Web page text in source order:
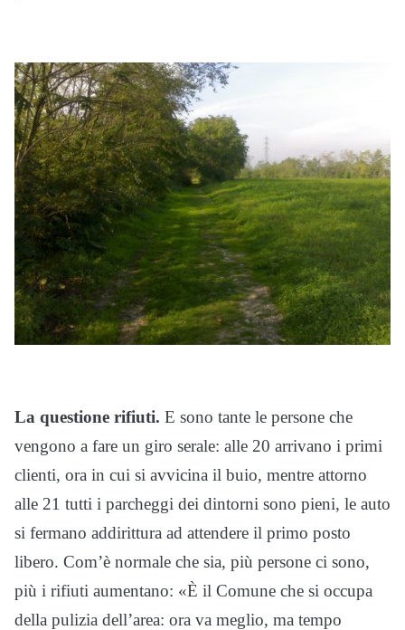
La questione rifiuti. E sono tante le persone che
vengono a fare un giro serale: alle 20 arrivano i primi
clienti, ora in cui si avvicina il buio, mentre attorno
alle 21 tutti i parcheggi dei dintorni sono pieni, le auto
si fermano addirittura ad attendere il primo posto
libero. Com’è normale che sia, più persone ci sono,
più i rifiuti aumentano: «È il Comune che si occupa
della pulizia dell’area: ora va meglio, ma tempo